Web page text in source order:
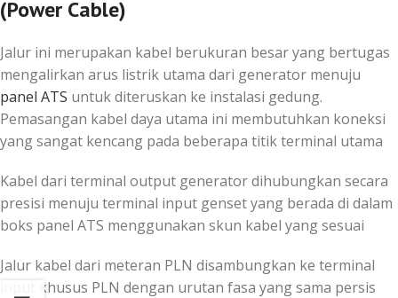
(Power Cable)
Jalur ini merupakan kabel berukuran besar yang bertugas
mengalirkan arus listrik utama dari generator menuju
panel ATS untuk diteruskan ke instalasi gedung.
Pemasangan kabel daya utama ini membutuhkan koneksi
yang sangat kencang pada beberapa titik terminal utama
Kabel dari terminal output generator dihubungkan secara
presisi menuju terminal input genset yang berada di dalam
boks panel ATS menggunakan skun kabel yang sesuai
Jalur kabel dari meteran PLN disambungkan ke terminal
input khusus PLN dengan urutan fasa yang sama persis